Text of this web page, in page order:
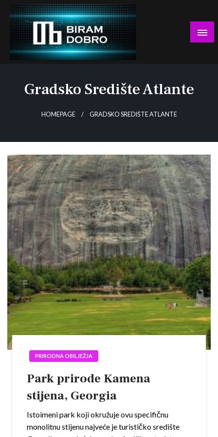
Skip
content
Gradsko Središte Atlante
HOMEPAGE GRADSKO SREDIŠTE ATLANTE
PRIRODNA OBILJEŽJA
Park prirode Kamena
stijena, Georgia
Istoimeni park koji okružuje ovu specifičnu
monolitnu stijenu najveće je turističko središte